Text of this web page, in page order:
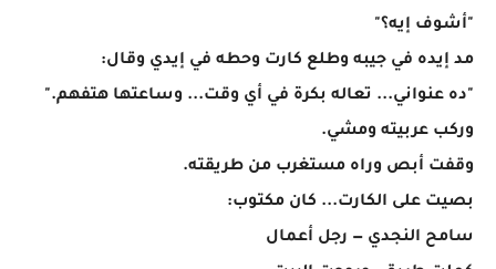
"أشوف إيه؟"
مد إيده في جيبه وطلع كارت وحطه في إيدي وقال:
"ده عنواني... تعاله بكرة في أي وقت... وساعتها هتفهم."
وركب عربيته ومشي.
وقفت أبص وراه مستغرب من طريقته.
بصيت على الكارت... كان مكتوب:
سامح النجدي — رجل أعمال